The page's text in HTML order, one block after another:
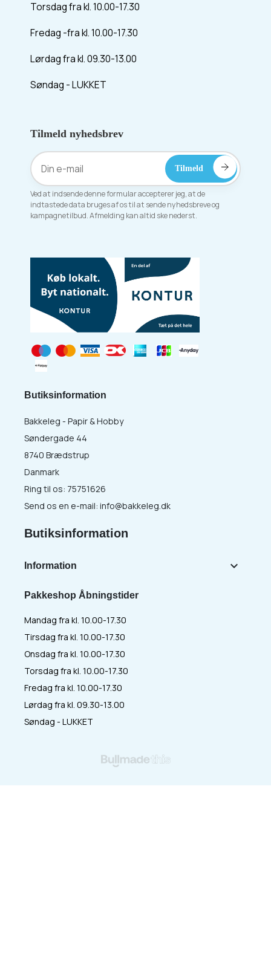
Torsdag fra kl. 10.00-17.30
Fredag -fra kl. 10.00-17.30
Lørdag fra kl. 09.30-13.00
Søndag - LUKKET
Tilmeld nyhedsbrev
Ved at indsende denne formular accepterer jeg, at de
indtastede data bruges af os til at sende nyhedsbreve og
kampagnetilbud. Afmelding kan altid ske nederst.
Pakkeshop Åbningstider
Mandag fra kl. 10.00-17.30
Tirsdag fra kl. 10.00-17.30
Onsdag fra kl. 10.00-17.30
Torsdag fra kl. 10.00-17.30
Fredag fra kl. 10.00-17.30
Lørdag fra kl. 09.30-13.00
Søndag - LUKKET
Butiksinformation
Bakkeleg - Papir & Hobby
Søndergade 44
8740 Brædstrup
Danmark
Ring til os: 75751626
Send os en e-mail: info@bakkeleg.dk
Butiksinformation
Information 